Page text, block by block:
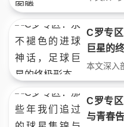
C罗专
巨星的
C罗专
与青春